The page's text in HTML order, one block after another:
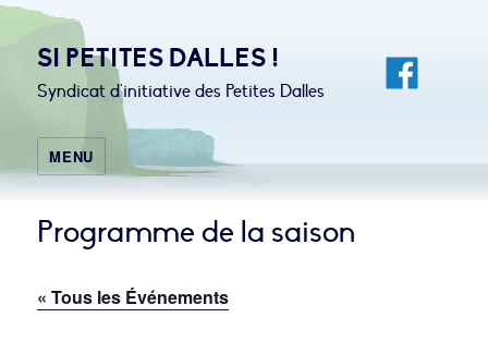
SI PETITES DALLES !
Syndicat d'initiative des Petites Dalles
MENU
Programme de la saison
« Tous les Événements